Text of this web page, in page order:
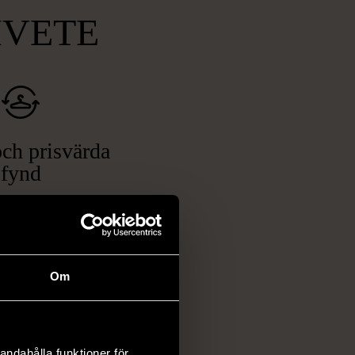
Om
prisvärda
fynd
kläder och möbler